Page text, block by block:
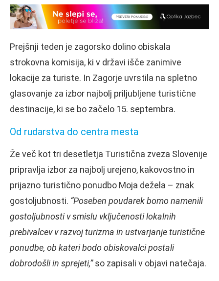
Prejšnji teden je zagorsko dolino obiskala
strokovna komisija, ki v državi išče zanimive
lokacije za turiste. In Zagorje uvrstila na spletno
glasovanje za izbor najbolj priljubljene turistične
destinacije, ki se bo začelo 15. septembra.
Od rudarstva do centra mesta
Že več kot tri desetletja Turistična zveza Slovenije
pripravlja izbor za najbolj urejeno, kakovostno in
prijazno turistično ponudbo Moja dežela – znak
gostoljubnosti. “Poseben poudarek bomo namenili
gostoljubnosti v smislu vključenosti lokalnih
prebivalcev v razvoj turizma in ustvarjanje turistične
ponudbe, ob kateri bodo obiskovalci postali
dobrodošli in sprejeti,”so zapisali v objavi natečaja.